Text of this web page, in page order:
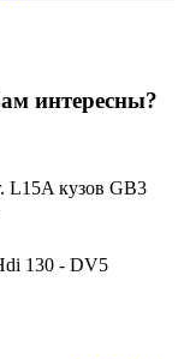
интересны?
L15A кузов GB3
130 - DV5